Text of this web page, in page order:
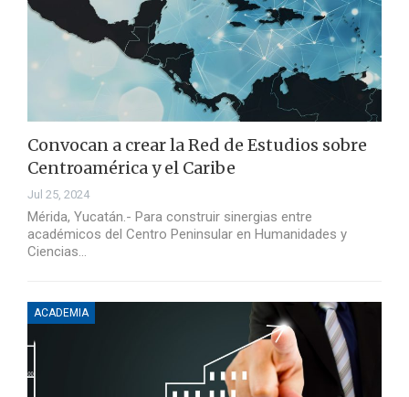
Convocan a crear la Red de Estudios sobre
Centroamérica y el Caribe
Jul 25, 2024
Mérida, Yucatán.- Para construir sinergias entre
académicos del Centro Peninsular en Humanidades y
Ciencias…
ACADEMIA